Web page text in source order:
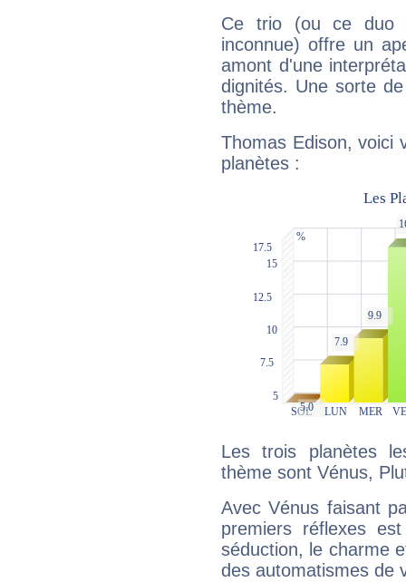
Ce trio (ou ce duo
inconnue) offre un
amont d'une
dignités. Une sorte
thème.
Thomas Edison, voici
planètes :
Les trois planètes
thème sont Vénus,
Avec Vénus faisant
premiers réflexes
séduction, le charme
des automatismes de